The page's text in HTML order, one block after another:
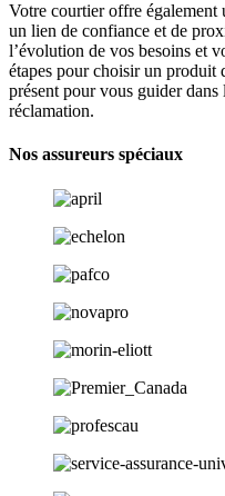
Votre courtier offre également
un lien de confiance et de
l’évolution de vos besoins et
étapes pour choisir un produit
présent pour vous guider dans
réclamation.
Nos assureurs spéciaux